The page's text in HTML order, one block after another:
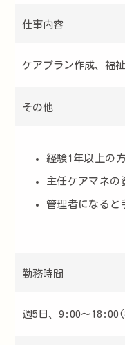
仕事内容
ケアプラン作成、福
その他
経験1年以上の
主任ケアマネの
管理者になると
勤務時間
週5日、9:00〜